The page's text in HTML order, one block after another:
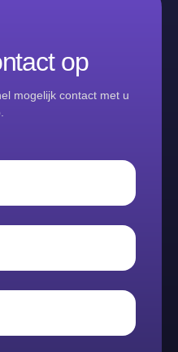
op
mogelijk contact met u